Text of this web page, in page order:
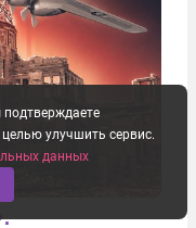
улучшить сервис.
данных